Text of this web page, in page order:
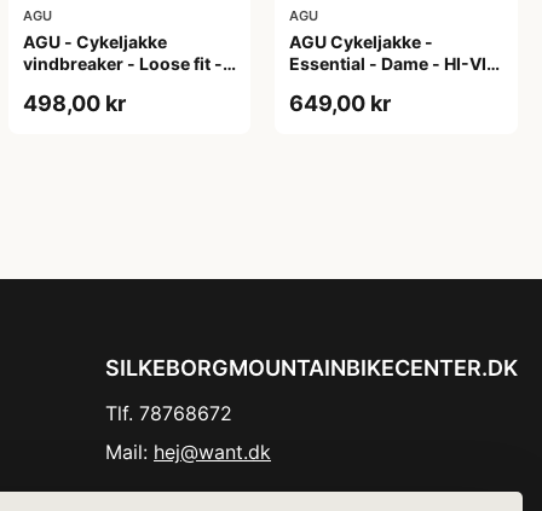
AGU
AGU - Cykeljakke
vindbreaker - Loose fit -
498,00 kr
AGU
AGU Cykeljakke -
Essential - Dame - HI-VIS
649,00 kr
SILKEBORGMOUNTAINBIKECENTER.DK
Tlf. 78768672
Mail: hej@want.dk